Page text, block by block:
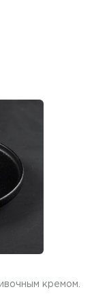
кремом.